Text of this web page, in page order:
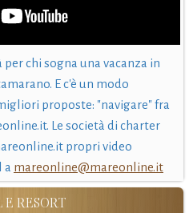
chi sogna una vacanza in
E c'è un modo
proposte: "navigare" fra
Le società di charter
propri video
a mareonline@mareonline.it
E RESORT